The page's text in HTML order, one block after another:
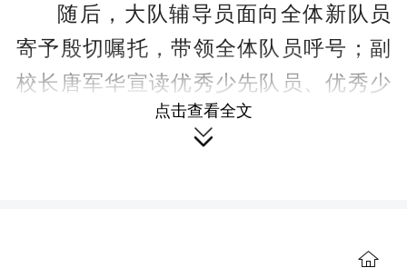
随后，大队辅导员面向全体新队员
寄予殷切嘱托，带领全体队员呼号；副
校长 唐军华宣读优秀少先队员、优秀少
先队干部表彰名单，对获评先进的队员
予以表彰，优秀少先队员代表上台分享
点击查看全文
